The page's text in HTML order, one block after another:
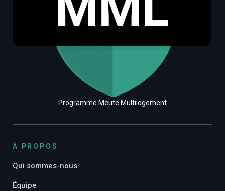
Programme Meute Multilogement
À PROPOS
Qui sommes-nous
Équipe